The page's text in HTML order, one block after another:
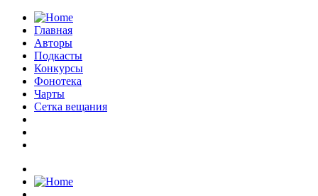
Главная
Авторы
Подкасты
Конкурсы
Фонотека
Чарты
Сетка вещания